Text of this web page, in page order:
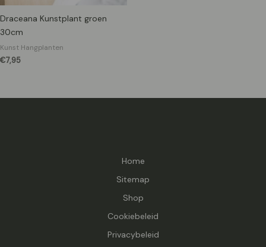
Draceana Kunstplant groen
30cm
Kunst Hangplanten
€7,95
Home
Sitemap
Shop
Cookiebeleid
Privacybeleid